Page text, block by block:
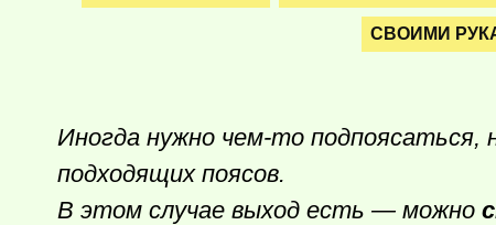
СВОИМИ
Иногда нужно чем-то подпоясаться,
подходящих поясов.
В этом случае выход есть — можно